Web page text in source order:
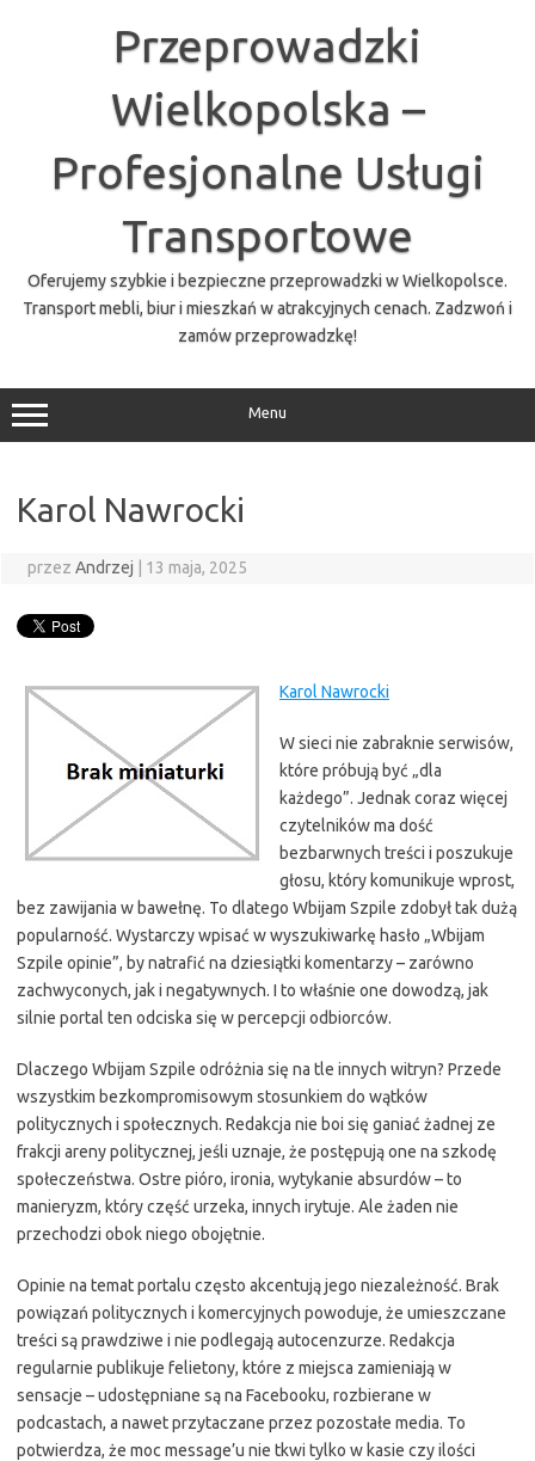
Przeprowadzki
Wielkopolska –
Profesjonalne Usługi
Transportowe
Oferujemy szybkie i bezpieczne przeprowadzki w Wielkopolsce.
Transport mebli, biur i mieszkań w atrakcyjnych cenach. Zadzwoń i
zamów przeprowadzkę!
Menu
Karol Nawrocki
przez Andrzej 13 maja, 2025
Karol Nawrocki
W sieci nie zabraknie serwisów,
które próbują być „dla
każdego”. Jednak coraz więcej
czytelników ma dość
bezbarwnych treści i poszukuje
głosu, który komunikuje wprost,
bez zawijania w bawełnę. To dlatego Wbijam Szpile zdobył tak dużą
popularność. Wystarczy wpisać w wyszukiwarkę hasło „Wbijam
Szpile opinie”, by natrafić na dziesiątki komentarzy – zarówno
zachwyconych, jak i negatywnych. I to właśnie one dowodzą, jak
silnie portal ten odciska się w percepcji odbiorców.
Dlaczego Wbijam Szpile odróżnia się na tle innych witryn? Przede
wszystkim bezkompromisowym stosunkiem do wątków
politycznych i społecznych. Redakcja nie boi się ganiać żadnej ze
frakcji areny politycznej, jeśli uznaje, że postępują one na szkodę
społeczeństwa. Ostre pióro, ironia, wytykanie absurdów – to
manieryzm, który część urzeka, innych irytuje. Ale żaden nie
przechodzi obok niego obojętnie.
Opinie na temat portalu często akcentują jego niezależność. Brak
powiązań politycznych i komercyjnych powoduje, że umieszczane
treści są prawdziwe i nie podlegają autocenzurze. Redakcja
regularnie publikuje felietony, które z miejsca zamieniają w
sensacje – udostępniane są na Facebooku, rozbierane w
podcastach, a nawet przytaczane przez pozostałe media. To
potwierdza, że moc message’u nie tkwi tylko w kasie czy ilości